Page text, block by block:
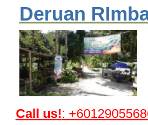
Deruan
Call us!: